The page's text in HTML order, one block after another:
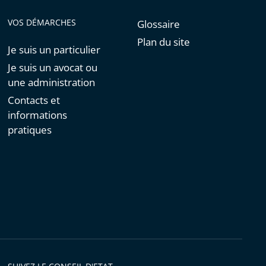
VOS DÉMARCHES
Je suis un particulier
Je suis un avocat ou
une administration
Contacts et
informations
pratiques
Glossaire
Plan du site